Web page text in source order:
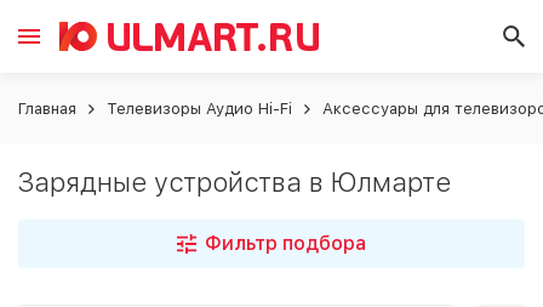
Главная Телевизоры Аудио Hi-Fi Аксессуары для
Зарядные устройства в Юлмарте
Фильтр подбора